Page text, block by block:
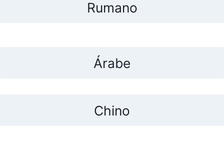
Rumano
Árabe
Chino